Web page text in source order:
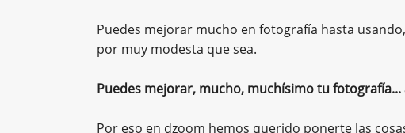
Puedes mejorar mucho en fotografía hasta
por muy modesta que sea.
Puedes mejorar, mucho, muchísimo tu
Por eso en dzoom hemos querido ponerte las